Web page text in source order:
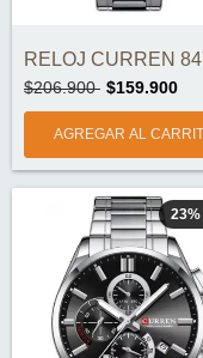
$206.900 $159.900
23%